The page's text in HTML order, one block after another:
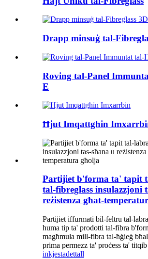
Drapp minsuġ tal-
Roving tal-Panel
E
Ħjut Imqattgħin
Partijiet b'forma ta' tapit
tal-fibreglass insulazzjoni
reżistenza għat-
Partijiet iffurmati bil-feltru tal-
huma tip ta' prodotti tal-fibra
magħmula mill-fibra tal-ħġieġ
prima permezz ta' proċess ta'
inkjestadettall